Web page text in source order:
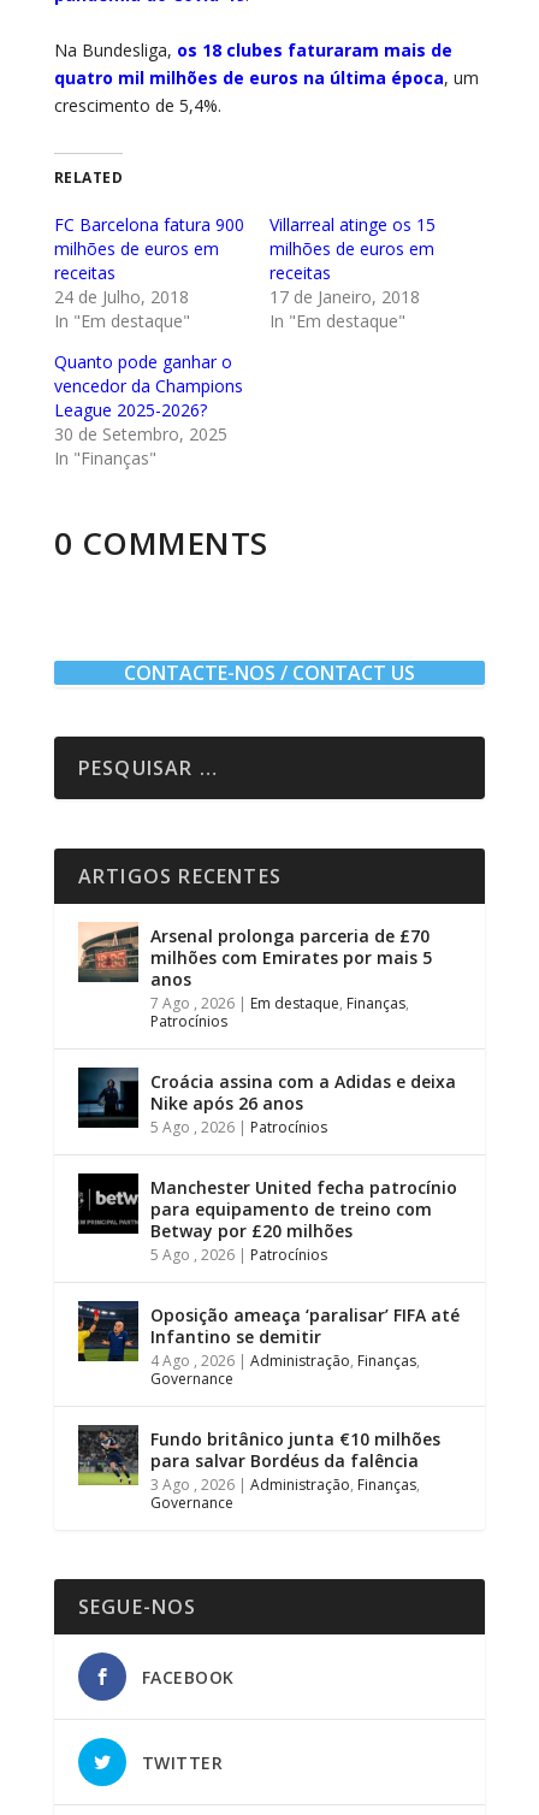
Na Bundesliga, os 18 clubes faturaram mais de
quatro mil milhões de euros na última época, um
crescimento de 5,4%.
RELATED
FC Barcelona fatura 900
milhões de euros em
receitas
24 de Julho, 2018
In "Em destaque"
Villarreal atinge os 15
milhões de euros em
receitas
17 de Janeiro, 2018
In "Em destaque"
Quanto pode ganhar o
vencedor da Champions
League 2025-2026?
30 de Setembro, 2025
In "Finanças"
0 COMMENTS
CONTACTE-NOS / CONTACT US
ARTIGOS RECENTES
Arsenal prolonga parceria de £70
milhões com Emirates por mais 5
anos
7 Ago , 2026| Em destaque, Finanças,
Patrocínios
Croácia assina com a Adidas e deixa
Nike após 26 anos
5 Ago , 2026| Patrocínios
Manchester United fecha patrocínio
para equipamento de treino com
Betway por £20 milhões
5 Ago , 2026| Patrocínios
Oposição ameaça ‘paralisar’ FIFA até
Infantino se demitir
4 Ago , 2026| Administração, Finanças,
Governance
Fundo britânico junta €10 milhões
para salvar Bordéus da falência
3 Ago , 2026| Administração, Finanças,
Governance
SEGUE-NOS
FACEBOOK
TWITTER